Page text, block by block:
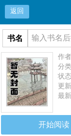
返回
书名
作
分类
状
更新
最新
开始阅读